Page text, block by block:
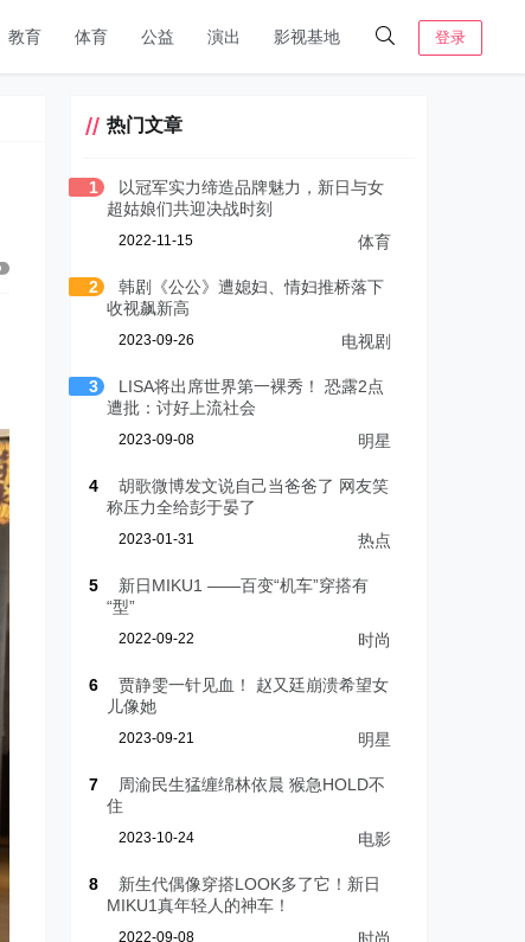
教育 体育 公益 演出 影视基地 登录
热门文章
1
以冠军实力缔造品牌魅力，新日与女
超姑娘们共迎决战时刻
2022-11-15 体育
2
韩剧《公公》遭媳妇、情妇推桥落下
收视飙新高
2023-09-26 电视剧
3
LISA将出席世界第一裸秀！ 恐露2点
遭批：讨好上流社会
2023-09-08 明星
4
胡歌微博发文说自己当爸爸了 网友笑
称压力全给彭于晏了
2023-01-31 热点
5
新日MIKU1 ——百变“机车”穿搭有
“型”
2022-09-22 时尚
6
贾静雯一针见血！ 赵又廷崩溃希望女
儿像她
2023-09-21 明星
7
周渝民生猛缠绵林依晨 猴急HOLD不
住
2023-10-24 电影
8
新生代偶像穿搭LOOK多了它！新日
MIKU1真年轻人的神车！
2022-09-08